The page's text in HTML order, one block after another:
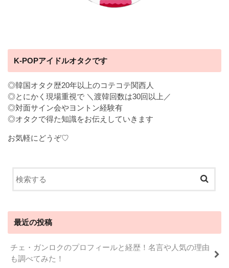
K-POPアイドルオタクです
◎韓国オタク歴20年以上のコテコテ関西人
◎とにかく現場重視で ＼渡韓回数は30回以上／
◎対面サイン会やヨントン経験有
◎オタクで得た知識をお伝えしていきます
お気軽にどうぞ♡
最近の投稿
チェ・ガンロクのプロフィールと経歴！名言や人気の理由
も調べてみた！